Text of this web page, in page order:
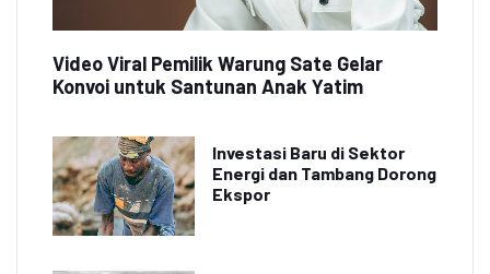
Video Viral Pemilik Warung Sate Gelar
Konvoi untuk Santunan Anak Yatim
Investasi Baru di Sektor
Energi dan Tambang Dorong
Ekspor